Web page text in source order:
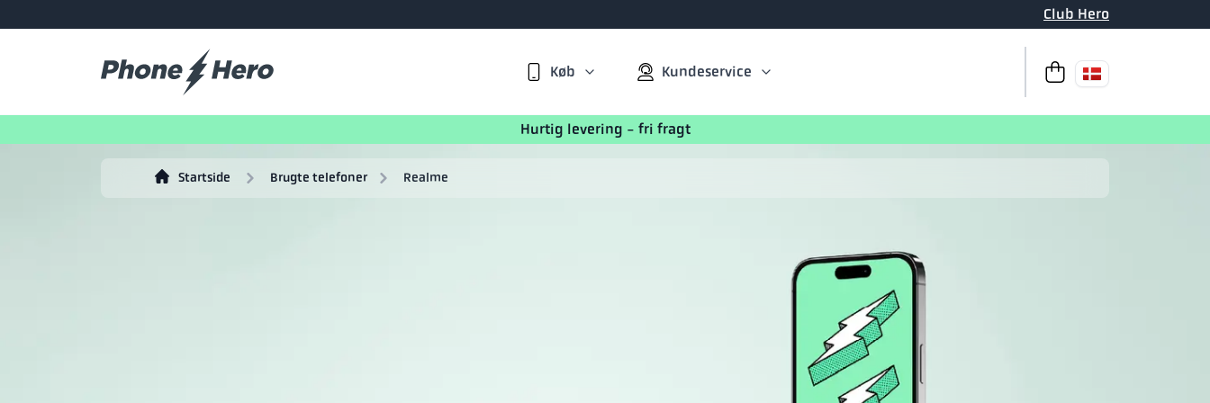
Club Hero
Køb Kundeservice
Til kassenDin indkøbskurv
Hurtig levering - fri fragt
Startside Brugte telefoner Realme